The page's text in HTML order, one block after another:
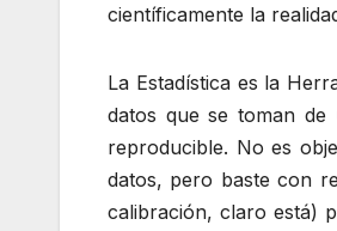
científicamente la
La Estadística es la
datos que se toman de
reproducible. No es
datos, pero baste con
calibración, claro está)